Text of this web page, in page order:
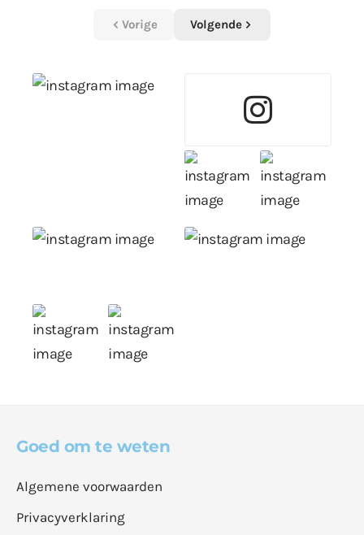
Vorige Volgende
Goed om te weten
Algemene voorwaarden
Privacyverklaring